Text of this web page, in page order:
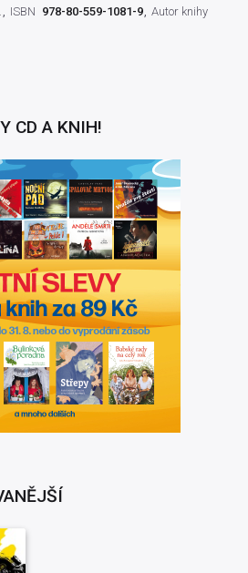
ISBN 978-80-559-1081-9 Autor knihy
CD A KNIH!